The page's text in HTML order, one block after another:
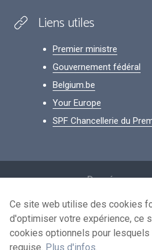
Liens utiles
Premier ministre
Gouvernement fédéral
Belgium.be
Your Europe
SPF Chancellerie du
Données
Conditions de
Contactez-
Ce site web utilise des cookies
d'optimiser votre expérience, ce
cookies optionnels pour
requise. Plus d'infos